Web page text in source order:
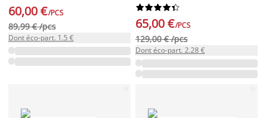
60,00 €/PCS
89,99 € /pcs
Dont éco-part. 1.5 €






65,00 €/PCS
129,00 € /pcs
Dont éco-part. 2.28 €